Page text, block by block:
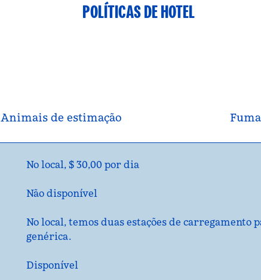
POLÍTICAS DE HOTEL
Animais de estimação
No local, $ 30,00 por dia
Não disponível
No local, temos duas estações de carregamento
genérica.
Disponível